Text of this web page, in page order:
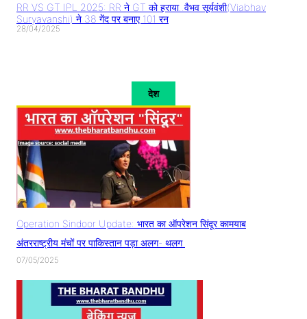
RR VS GT IPL 2025: RR ने GT को हराया..वैभव सूर्यवंशी(Viabhav
Suryavanshi) ने 38 गेंद पर बनाए 101 रन
28/04/2025
देश
Operation Sindoor Update: भारत का ऑपरेशन सिंदूर कामयाब
अंतरराष्ट्रीय मंचों पर पाकिस्तान पड़ा अलग- थलग
07/05/2025